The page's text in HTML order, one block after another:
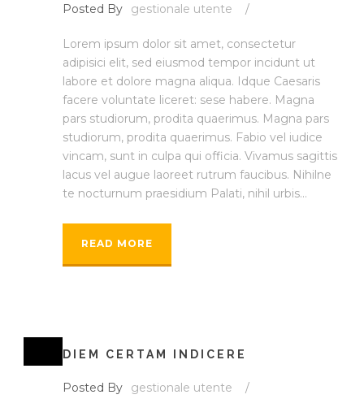
Posted By gestionale utente /
Lorem ipsum dolor sit amet, consectetur
adipisici elit, sed eiusmod tempor incidunt ut
labore et dolore magna aliqua. Idque Caesaris
facere voluntate liceret: sese habere. Magna
pars studiorum, prodita quaerimus. Magna pars
studiorum, prodita quaerimus. Fabio vel iudice
vincam, sunt in culpa qui officia. Vivamus sagittis
lacus vel augue laoreet rutrum faucibus. Nihilne
te nocturnum praesidium Palati, nihil urbis...
READ MORE
DIEM CERTAM INDICERE
Posted By gestionale utente /